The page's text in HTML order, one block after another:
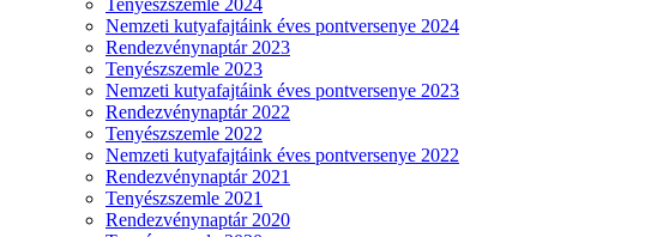
Tenyészszemle 2024
Nemzeti kutyafajtáink éves pontversenye 2024
Rendezvénynaptár 2023
Tenyészszemle 2023
Nemzeti kutyafajtáink éves pontversenye 2023
Rendezvénynaptár 2022
Tenyészszemle 2022
Nemzeti kutyafajtáink éves pontversenye 2022
Rendezvénynaptár 2021
Tenyészszemle 2021
Rendezvénynaptár 2020